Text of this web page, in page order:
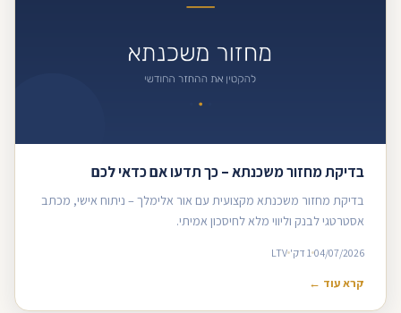
בדיקת מחזור משכנתא – כך תדעו אם כדאי לכם
בדיקת מחזור משכנתא מקצועית עם אור אלימלך – ניתוח אישי, מכתב
אסטרטגי לבנק וליווי מלא לחיסכון אמיתי.
04/07/2026 1 דק' LTV
קרא עוד ←